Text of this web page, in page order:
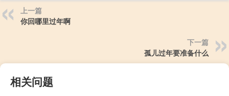
上一篇
你回哪里过年啊
下一篇
孤儿过年要准备什么
相关问题